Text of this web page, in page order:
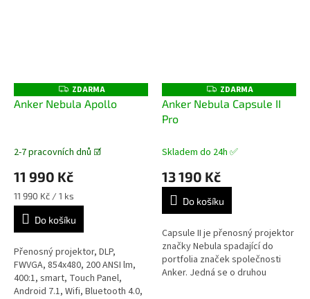
Z
D
A
ZDARMA
Anker Nebula Apollo
2-7 pracovních dnů ☑️
11 990 Kč
Měrná
cena:
11 990 Kč / 1 ks
Do košíku
Přenosný projektor, DLP,
FWVGA, 854x480, 200 ANSI lm,
400:1, smart, Touch Panel,
Android 7.1, Wifi, Bluetooth 4.0,
Z
D
A
ZDARMA
Anker Nebula Capsule II
Pro
Skladem do 24h ✅
13 190 Kč
Do košíku
Capsule II je přenosný projektor
značky Nebula spadající do
portfolia značek společnosti
Anker. Jedná se o druhou